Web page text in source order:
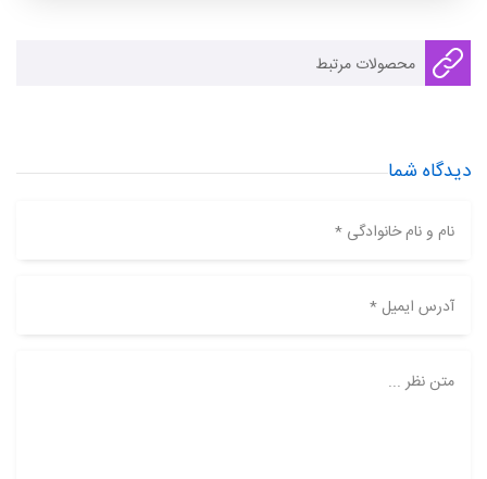
محصولات مرتبط
دیدگاه شما
نام و نام خانوادگی *
آدرس ایمیل *
متن نظر ...